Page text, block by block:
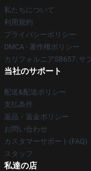
私たちについて
利用規約
プライバシーポリシー
DMCA - 著作権ポリシー
カリフォルニアSB657: サ
当社のサポート
配送&配送ポリシー
支払条件
返品・返金ポリシー
お問い合わせ
カスタマーサポート(FAQ)
スタッフ
私達の店